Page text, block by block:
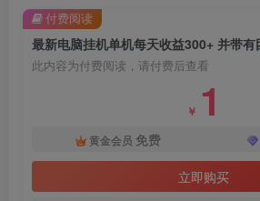
此内容为付费阅读，请付费后查看
￥ 1
黄金会员 免费
立即购买
付费阅读